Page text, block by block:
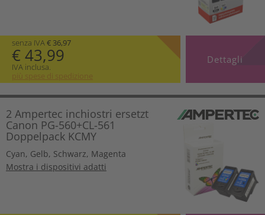
senza IVA€ 36,97
€ 43,99
IVA inclusa.
più spese di spedizione
Dettagli
2 Ampertec inchiostri ersetzt
Canon PG-560+CL-561
Doppelpack KCMY
Cyan, Gelb, Schwarz, Magenta
Mostra i dispositivi adatti